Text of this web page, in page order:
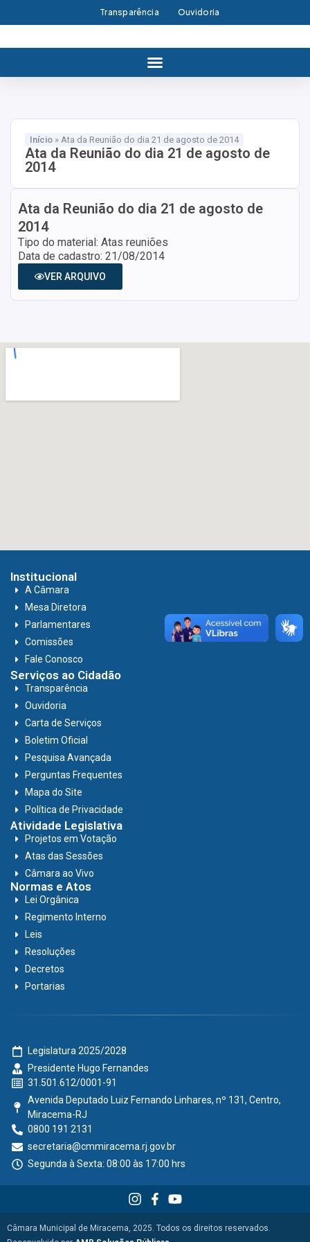
Transparência Ouvidoria
Início » Ata da Reunião do dia 21 de agosto de 2014
Ata da Reunião do dia 21 de agosto de
2014
Ata da Reunião do dia 21 de agosto de
2014
Tipo do material: Atas reuniões
Data de cadastro: 21/08/2014
VER ARQUIVO
Institucional
A Câmara
Mesa Diretora
Parlamentares
Comissões
Fale Conosco
Serviços ao Cidadão
Transparência
Ouvidoria
Carta de Serviços
Boletim Oficial
Pesquisa Avançada
Perguntas Frequentes
Mapa do Site
Política de Privacidade
Atividade Legislativa
Projetos em Votação
Atas das Sessões
Câmara ao Vivo
Normas e Atos
Lei Orgânica
Regimento Interno
Leis
Resoluções
Decretos
Portarias
Legislatura 2025/2028
Presidente Hugo Fernandes
31.501.612/0001-91
Avenida Deputado Luiz Fernando Linhares, nº 131, Centro,
Miracema-RJ
0800 191 2131
secretaria@cmmiracema.rj.gov.br
Segunda à Sexta: 08:00 às 17:00 hrs
Câmara Municipal de Miracema, 2025. Todos os direitos reservados.